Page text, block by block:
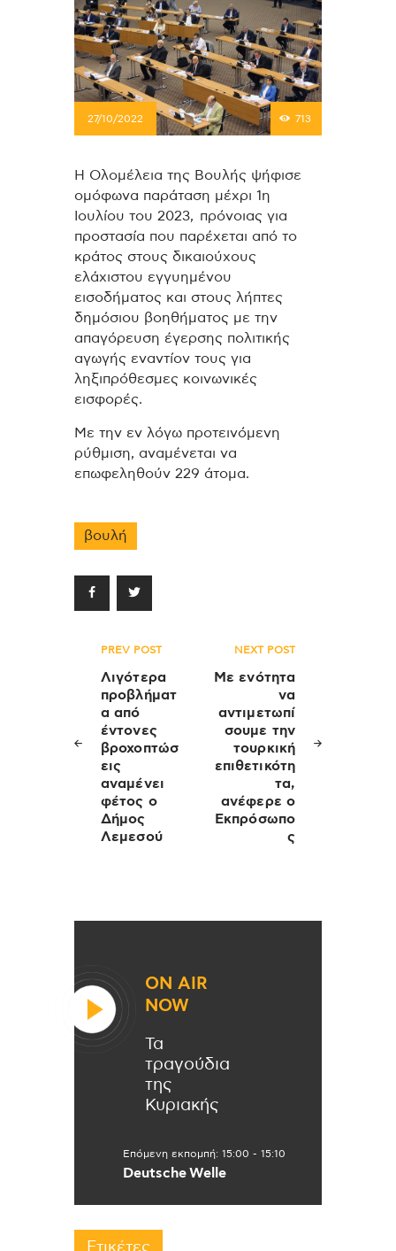
27/10/2022 713
Η Ολομέλεια της Βουλής ψήφισε
ομόφωνα παράταση μέχρι 1η
Ιουλίου του 2023, πρόνοιας για
προστασία που παρέχεται από το
κράτος στους δικαιούχους
ελάχιστου εγγυημένου
εισοδήματος και στους λήπτες
δημόσιου βοηθήματος με την
απαγόρευση έγερσης πολιτικής
αγωγής εναντίον τους για
ληξιπρόθεσμες κοινωνικές
εισφορές.
Με την εν λόγω προτεινόμενη
ρύθμιση, αναμένεται να
επωφεληθούν 229 άτομα.
βουλή
Πλοήγηση
άρθρων
PREV POST
Λιγότερα
προβλήματ
α από
έντονες
βροχοπτώσ
εις
αναμένει
φέτος ο
Δήμος
Λεμεσού
NEXT POST
Με ενότητα
να
αντιμετωπί
σουμε την
τουρκική
επιθετικότη
τα,
ανέφερε ο
Εκπρόσωπο
ς
ON AIR
NOW
Τα
τραγούδια
της
Κυριακής
Επόμενη εκπομπή: 15:00 - 15:10
Deutsche Welle
Ετικέτες